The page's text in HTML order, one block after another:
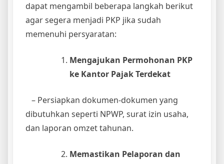
dapat mengambil beberapa langkah berikut
agar segera menjadi PKP jika sudah
memenuhi persyaratan:
Mengajukan Permohonan PKP
ke Kantor Pajak Terdekat
– Persiapkan dokumen-dokumen yang
dibutuhkan seperti NPWP, surat izin usaha,
dan laporan omzet tahunan.
Memastikan Pelaporan dan